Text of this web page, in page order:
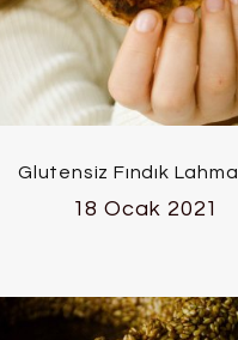
Glutensiz Fındık
18 Ocak 2021